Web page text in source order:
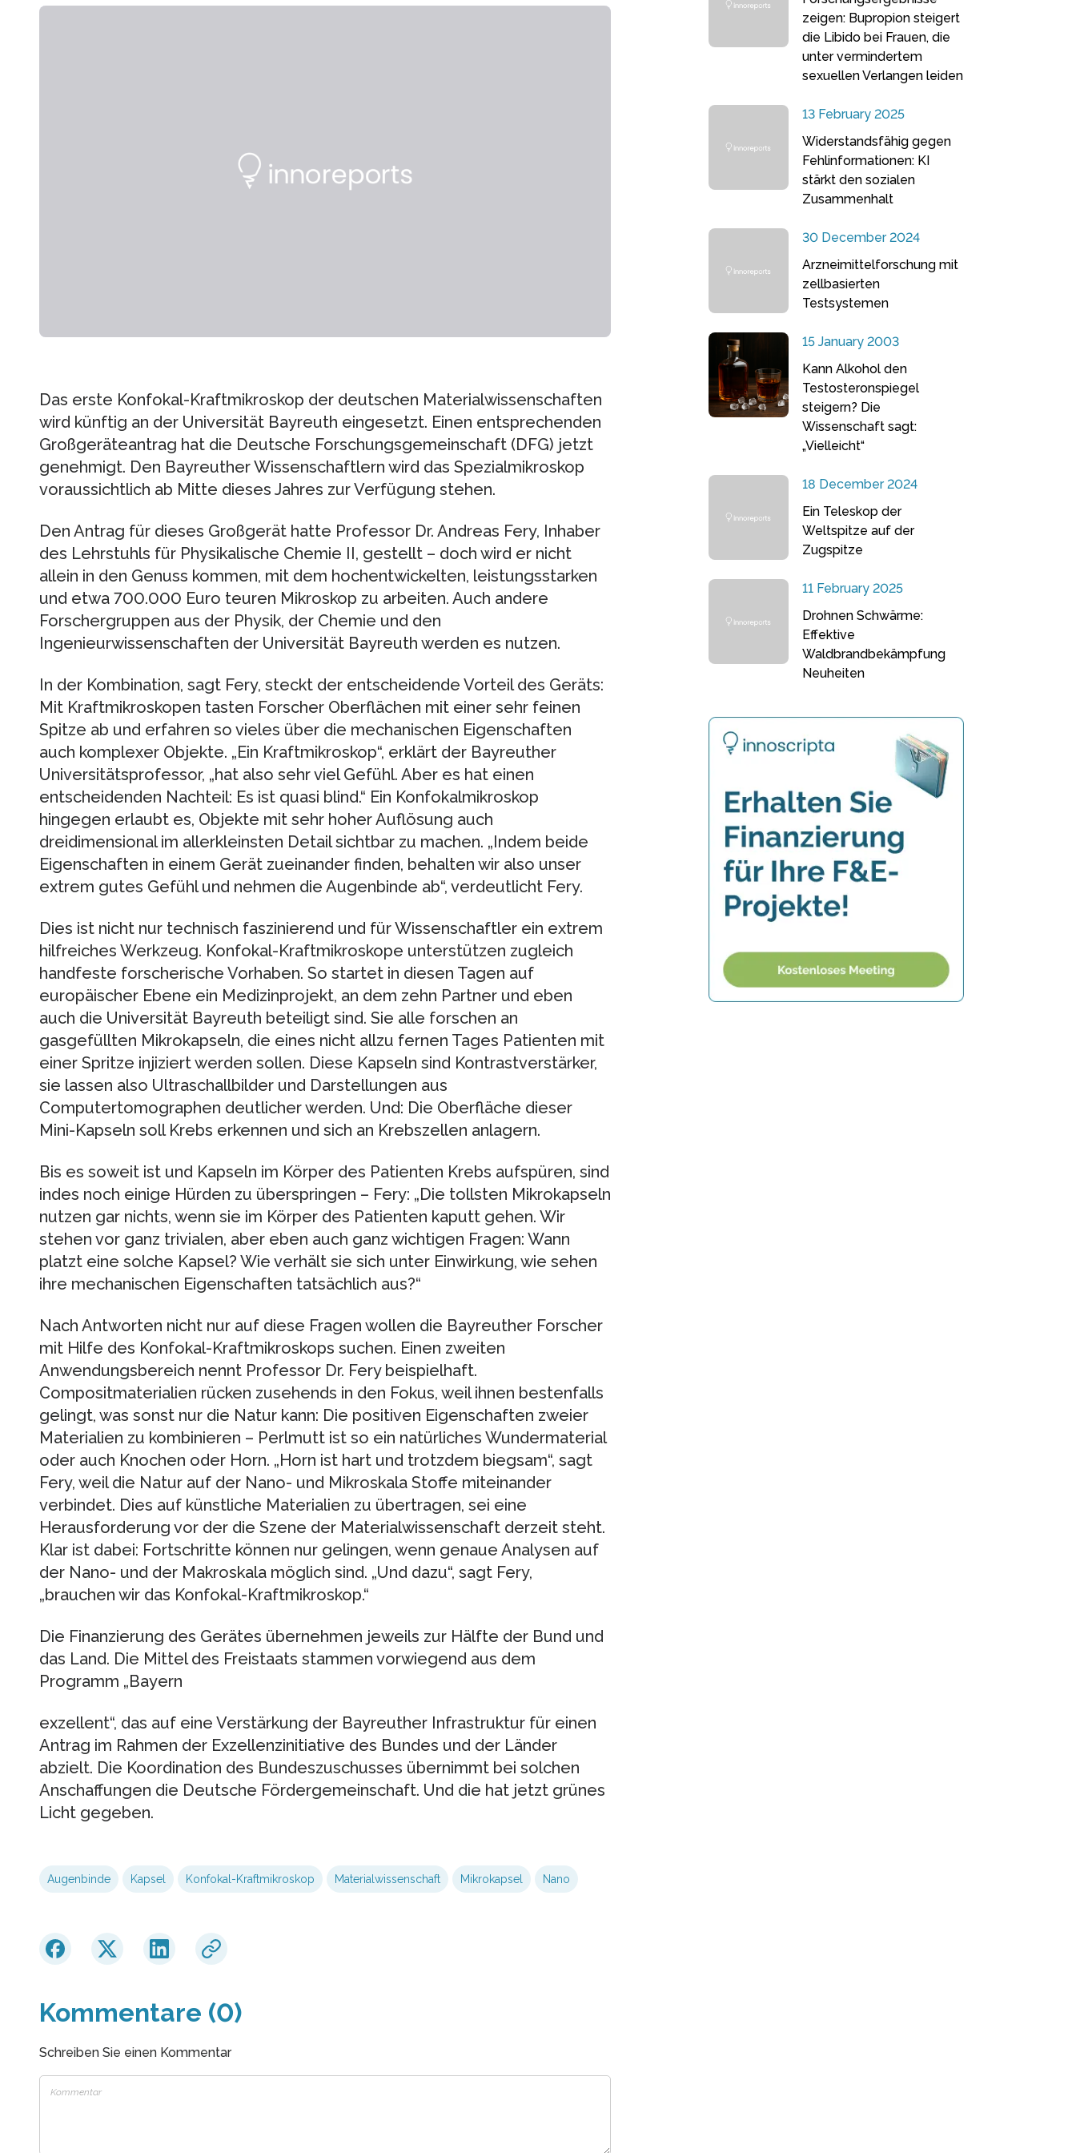
Das erste Konfokal-Kraftmikroskop der deutschen Materialwissenschaften
wird künftig an der Universität Bayreuth eingesetzt. Einen entsprechenden
Großgeräteantrag hat die Deutsche Forschungsgemeinschaft (DFG) jetzt
genehmigt. Den Bayreuther Wissenschaftlern wird das Spezialmikroskop
voraussichtlich ab Mitte dieses Jahres zur Verfügung stehen.
Den Antrag für dieses Großgerät hatte Professor Dr. Andreas Fery, Inhaber
des Lehrstuhls für Physikalische Chemie II, gestellt – doch wird er nicht
allein in den Genuss kommen, mit dem hochentwickelten, leistungsstarken
und etwa 700.000 Euro teuren Mikroskop zu arbeiten. Auch andere
Forschergruppen aus der Physik, der Chemie und den
Ingenieurwissenschaften der Universität Bayreuth werden es nutzen.
In der Kombination, sagt Fery, steckt der entscheidende Vorteil des Geräts:
Mit Kraftmikroskopen tasten Forscher Oberflächen mit einer sehr feinen
Spitze ab und erfahren so vieles über die mechanischen Eigenschaften
auch komplexer Objekte. „Ein Kraftmikroskop“, erklärt der Bayreuther
Universitätsprofessor, „hat also sehr viel Gefühl. Aber es hat einen
entscheidenden Nachteil: Es ist quasi blind.“ Ein Konfokalmikroskop
hingegen erlaubt es, Objekte mit sehr hoher Auflösung auch
dreidimensional im allerkleinsten Detail sichtbar zu machen. „Indem beide
Eigenschaften in einem Gerät zueinander finden, behalten wir also unser
extrem gutes Gefühl und nehmen die Augenbinde ab“, verdeutlicht Fery.
Dies ist nicht nur technisch faszinierend und für Wissenschaftler ein extrem
hilfreiches Werkzeug. Konfokal-Kraftmikroskope unterstützen zugleich
handfeste forscherische Vorhaben. So startet in diesen Tagen auf
europäischer Ebene ein Medizinprojekt, an dem zehn Partner und eben
auch die Universität Bayreuth beteiligt sind. Sie alle forschen an
gasgefüllten Mikrokapseln, die eines nicht allzu fernen Tages Patienten mit
einer Spritze injiziert werden sollen. Diese Kapseln sind Kontrastverstärker,
sie lassen also Ultraschallbilder und Darstellungen aus
Computertomographen deutlicher werden. Und: Die Oberfläche dieser
Mini-Kapseln soll Krebs erkennen und sich an Krebszellen anlagern.
Bis es soweit ist und Kapseln im Körper des Patienten Krebs aufspüren, sind
indes noch einige Hürden zu überspringen – Fery: „Die tollsten Mikrokapseln
nutzen gar nichts, wenn sie im Körper des Patienten kaputt gehen. Wir
stehen vor ganz trivialen, aber eben auch ganz wichtigen Fragen: Wann
platzt eine solche Kapsel? Wie verhält sie sich unter Einwirkung, wie sehen
ihre mechanischen Eigenschaften tatsächlich aus?“
Nach Antworten nicht nur auf diese Fragen wollen die Bayreuther Forscher
mit Hilfe des Konfokal-Kraftmikroskops suchen. Einen zweiten
Anwendungsbereich nennt Professor Dr. Fery beispielhaft.
Compositmaterialien rücken zusehends in den Fokus, weil ihnen bestenfalls
gelingt, was sonst nur die Natur kann: Die positiven Eigenschaften zweier
Materialien zu kombinieren – Perlmutt ist so ein natürliches Wundermaterial
oder auch Knochen oder Horn. „Horn ist hart und trotzdem biegsam“, sagt
Fery, weil die Natur auf der Nano- und Mikroskala Stoffe miteinander
verbindet. Dies auf künstliche Materialien zu übertragen, sei eine
Herausforderung vor der die Szene der Materialwissenschaft derzeit steht.
Klar ist dabei: Fortschritte können nur gelingen, wenn genaue Analysen auf
der Nano- und der Makroskala möglich sind. „Und dazu“, sagt Fery,
„brauchen wir das Konfokal-Kraftmikroskop.“
Die Finanzierung des Gerätes übernehmen jeweils zur Hälfte der Bund und
das Land. Die Mittel des Freistaats stammen vorwiegend aus dem
Programm „Bayern
exzellent“, das auf eine Verstärkung der Bayreuther Infrastruktur für einen
Antrag im Rahmen der Exzellenzinitiative des Bundes und der Länder
abzielt. Die Koordination des Bundeszuschusses übernimmt bei solchen
Anschaffungen die Deutsche Fördergemeinschaft. Und die hat jetzt grünes
Licht gegeben.
Augenbinde Kapsel Konfokal-Kraftmikroskop Materialwissenschaft Mikrokapsel Nano
Kommentare (0)
Schreiben Sie einen Kommentar
zeigen: Bupropion steigert
die Libido bei Frauen, die
unter vermindertem
sexuellen Verlangen leiden
13 February 2025
Widerstandsfähig gegen
Fehlinformationen: KI
stärkt den sozialen
Zusammenhalt
30 December 2024
Arzneimittelforschung mit
zellbasierten
Testsystemen
15 January 2003
Kann Alkohol den
Testosteronspiegel
steigern? Die
Wissenschaft sagt:
„Vielleicht“
18 December 2024
Ein Teleskop der
Weltspitze auf der
Zugspitze
11 February 2025
Drohnen Schwärme:
Effektive
Waldbrandbekämpfung
Neuheiten